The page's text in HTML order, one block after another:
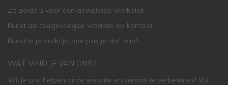
Zo zorgt u voor een geweldige werkplek
Kunst als toegevoegde waarde op kantoor
Kunst in je praktijk, hoe pak je dat aan?
WAT VIND JE VAN ONS?
Wil je ons helpen onze website en service te verbeteren? Vul